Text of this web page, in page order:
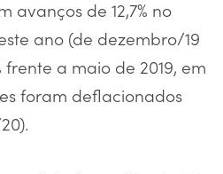
avanços de 12,7% no
ano (de dezembro/19
frente a maio de 2019, em
foram deflacionados